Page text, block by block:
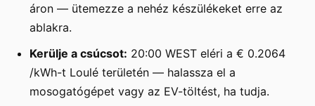
áron — ütemezze a nehéz készülékeket erre az
ablakra.
Kerülje a csúcsot: 20:00 WEST eléri a € 0.2064
/kWh-t Loulé területén — halassza el a
mosogatógépet vagy az EV-töltést, ha tudja.